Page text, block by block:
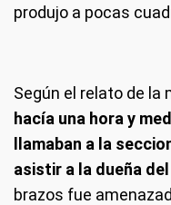
produjo a pocas
Según el relato de la
hacía una hora y
llamaban a la
asistir a la dueña
brazos fue